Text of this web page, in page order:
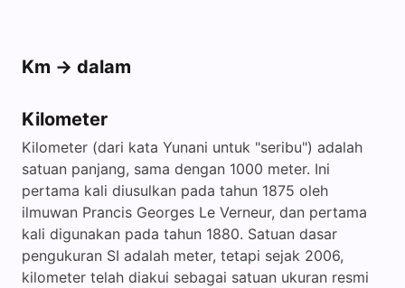
Km -> dalam
Kilometer
Kilometer (dari kata Yunani untuk "seribu") adalah
satuan panjang, sama dengan 1000 meter. Ini
pertama kali diusulkan pada tahun 1875 oleh
ilmuwan Prancis Georges Le Verneur, dan pertama
kali digunakan pada tahun 1880. Satuan dasar
pengukuran SI adalah meter, tetapi sejak 2006,
kilometer telah diakui sebagai satuan ukuran resmi